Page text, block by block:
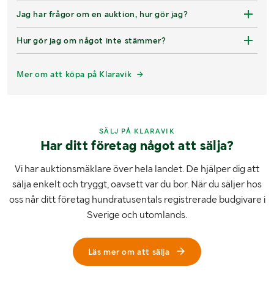
Jag har frågor om en auktion, hur gör jag?
Hur gör jag om något inte stämmer?
Mer om att köpa på Klaravik
SÄLJ PÅ KLARAVIK
Har ditt företag något att sälja?
Vi har auktionsmäklare över hela landet. De hjälper dig att
sälja enkelt och tryggt, oavsett var du bor. När du säljer hos
oss når ditt företag hundratusentals registrerade budgivare i
Sverige och utomlands.
Läs mer om att sälja